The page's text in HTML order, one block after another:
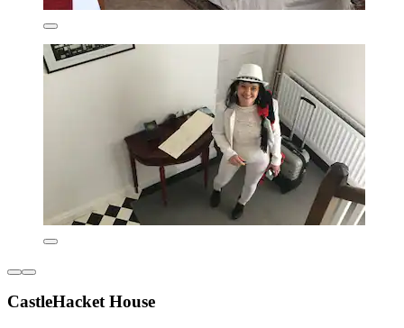
CastleHacket House